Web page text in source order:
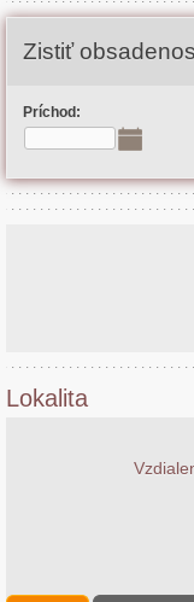
Zistiť
Príchod:
Lokalita